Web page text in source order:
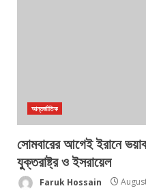
আন্তর্জাতিক
সোমবারের আগেই ইরানে
যুক্তরাষ্ট্র ও ইসরায়েল
Faruk Hossain